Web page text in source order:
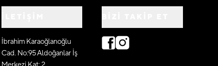
İbrahim Karaoğlanoğlu
Cad. No:95 Aldoğanlar İş